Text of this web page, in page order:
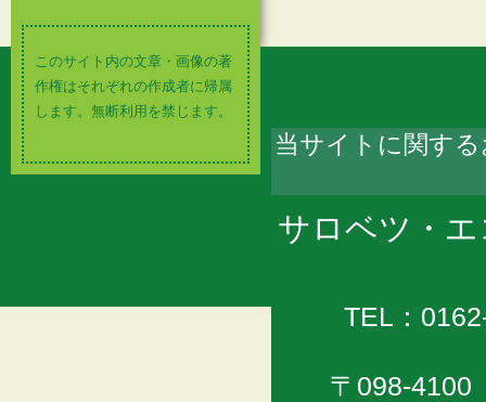
このサイト内の文章・画像の著
作権はそれぞれの作成者に帰属
します。無断利用を禁じます。
当サイトに関す
サロベツ・
TEL：
〒098-